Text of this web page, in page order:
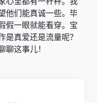
他们能真诚一些。毕
假一眼就能看穿。宝
真爱还是流量呢？
这事儿！